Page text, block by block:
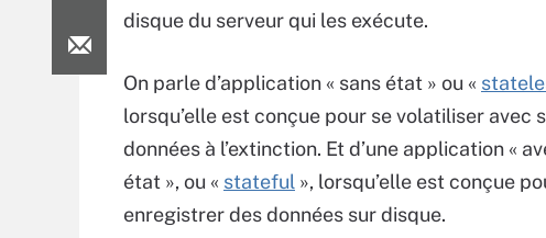
disque du serveur qui les exécute.
On parle d’application « sans état » ou «
lorsqu’elle est conçue pour se volatiliser avec
données à l’extinction. Et d’une application «
état », ou « stateful », lorsqu’elle est conçue
enregistrer des données sur disque.